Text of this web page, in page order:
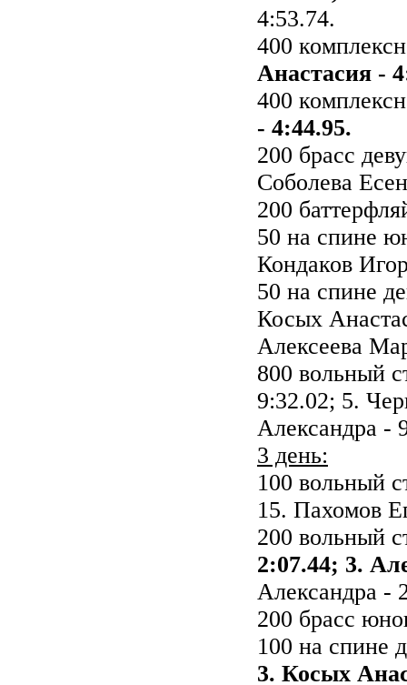
4:53.74.
400
Анастасия -
400
- 4:44.95.
200 брасс
Соболева
200
50 на спине
Кондаков
50 на спине
Косых
Алексеева
800 вольный
9:32.02; 5.
Александра -
3 день:
100 вольный
15. Пахомов
200 вольный
2:07.44; 3.
Александра -
200 брасс
100 на спине
3. Косых